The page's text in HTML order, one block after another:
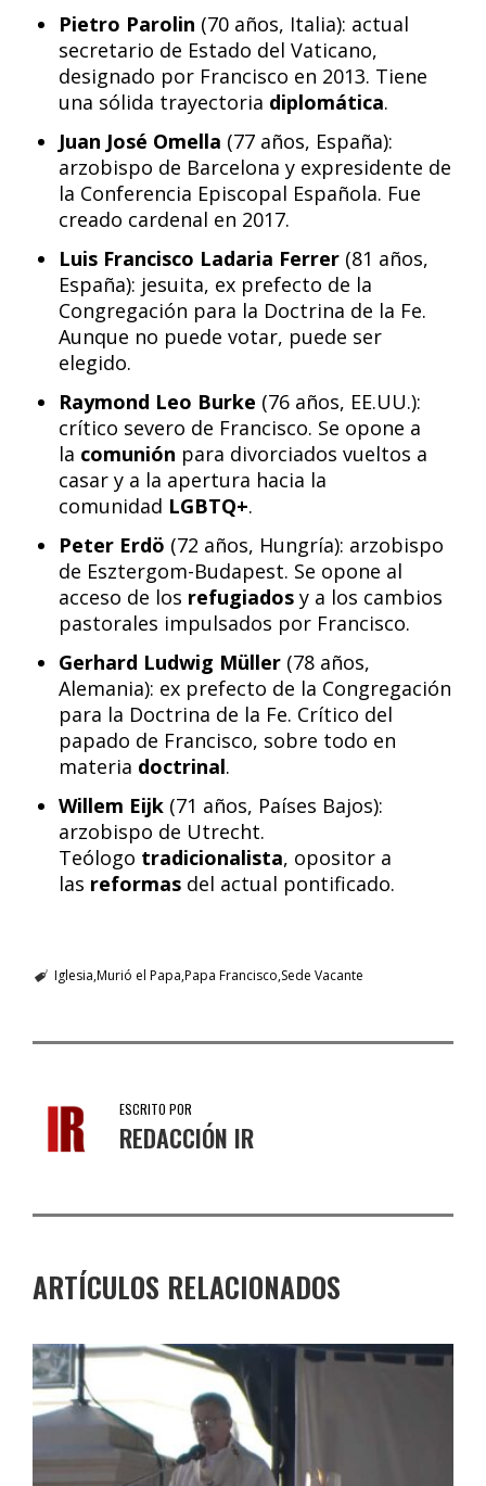
Pietro Parolin (70 años, Italia): actual
secretario de Estado del Vaticano,
designado por Francisco en 2013. Tiene
una sólida trayectoria diplomática.
Juan José Omella (77 años, España):
arzobispo de Barcelona y expresidente de
la Conferencia Episcopal Española. Fue
creado cardenal en 2017.
Luis Francisco Ladaria Ferrer (81 años,
España): jesuita, ex prefecto de la
Congregación para la Doctrina de la Fe.
Aunque no puede votar, puede ser
elegido.
Raymond Leo Burke (76 años, EE.UU.):
crítico severo de Francisco. Se opone a
la comunión para divorciados vueltos a
casar y a la apertura hacia la
comunidad LGBTQ+.
Peter Erdö (72 años, Hungría): arzobispo
de Esztergom-Budapest. Se opone al
acceso de los refugiados y a los cambios
pastorales impulsados por Francisco.
Gerhard Ludwig Müller (78 años,
Alemania): ex prefecto de la Congregación
para la Doctrina de la Fe. Crítico del
papado de Francisco, sobre todo en
materia doctrinal.
Willem Eijk (71 años, Países Bajos):
arzobispo de Utrecht.
Teólogo tradicionalista, opositor a
las reformas del actual pontificado.
Iglesia Murió el Papa Papa Francisco Sede Vacante
ESCRITO POR
REDACCIÓN IR
ARTÍCULOS RELACIONADOS